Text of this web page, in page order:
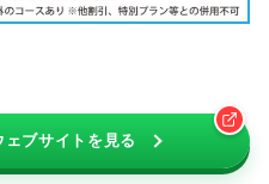
ブサイトを見る